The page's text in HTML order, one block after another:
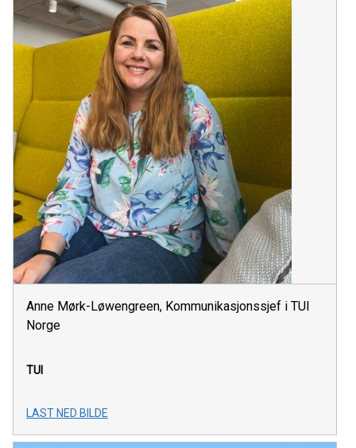
Anne Mørk-Løwengreen, Kommunikasjonssjef i TUI
Norge
TUI
LAST NED BILDE